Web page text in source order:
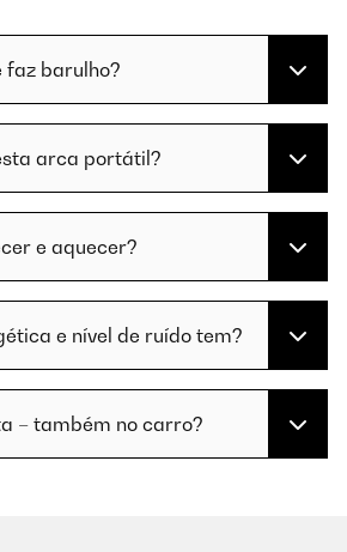
faz barulho?
arca portátil?
e aquecer?
e nível de ruído tem?
– também no carro?